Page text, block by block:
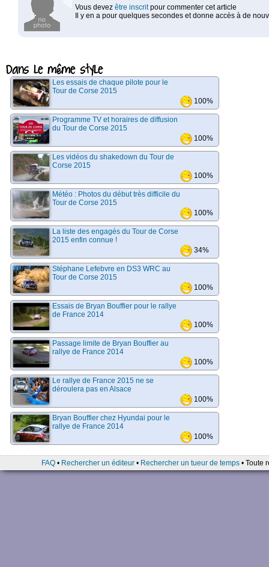
Vous devez être inscritpour commenter cet article
Il y en a pour quelques secondes et donne accès à de
Dans le même style
Les essais de chaque pilote pour le
Tour de Corse 2015
100%
Programme TV et horaires de diffusion
du Tour de Corse 2015
100%
Les vidéos du shakedown du Tour de
Corse 2015
100%
Météo : Photos du début très difficile du
Tour de Corse 2015
100%
La liste des engagés du Tour de Corse
2015 enfin connue !
34%
Stéphane Lefebvre en DS3 WRC au
Tour de Corse 2015
100%
Essais de Bryan Bouffier pour le rallye
de France 2014
100%
Passage limite de Bryan Bouffier au
rallye de France 2014
100%
Le rallye de France 2015 ne se
déroulera pas en Alsace
100%
Bryan Bouffier chez Hyundai pour le
rallye de France 2014
100%
FAQ• Rechercher un éditeur• Rechercher un tueur de temps• Toute